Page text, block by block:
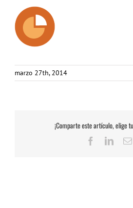
marzo 27th, 2014
¡Comparte este artículo, elige
Facebook